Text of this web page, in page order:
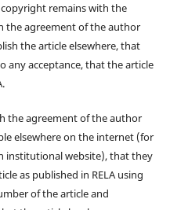
copyright remains with the
the agreement of the author
the article elsewhere, that
any acceptance, that the article
the agreement of the author
elsewhere on the internet (for
institutional website), that they
as published in RELA using
of the article and